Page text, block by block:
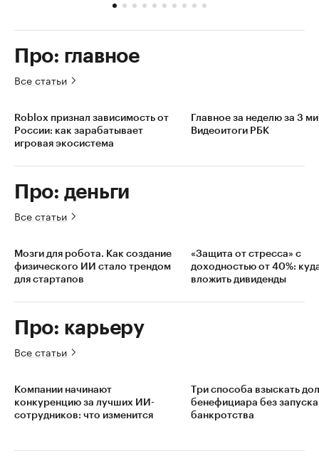
Про: главное
Все статьи
Roblox признал зависимость от
России: как зарабатывает
игровая экосистема
Главное за неделю за 3
Видеоитоги РБК
Про: деньги
Все статьи
Мозги для робота. Как создание
физического ИИ стало трендом
для стартапов
«Защита от стресса» с
доходностью от 40%:
вложить дивиденды
Про: карьеру
Все статьи
Компании начинают
конкуренцию за лучших ИИ-
сотрудников: что изменится
Три способа взыскать
бенефициара без запуска
банкротства